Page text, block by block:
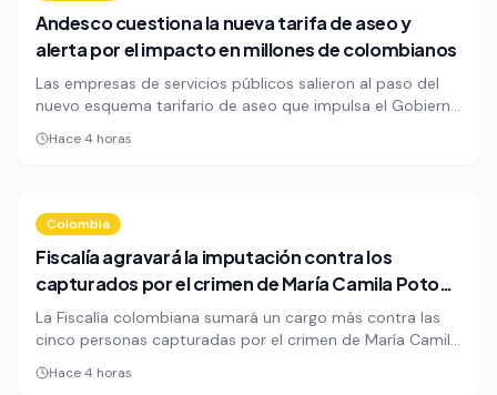
Andesco cuestiona la nueva tarifa de aseo y
alerta por el impacto en millones de colombianos
Las empresas de servicios públicos salieron al paso del
nuevo esquema tarifario de aseo que impulsa el Gobierno
Petro y advirtieron que sus efectos podrían extenderse
por años sobre millones de usuarios. Andesco cuestionó
Hace 4 horas
Colombia
Fiscalía agravará la imputación contra los
capturados por el crimen de María Camila Potosí
en Cali
La Fiscalía colombiana sumará un cargo más contra las
cinco personas capturadas por el crimen de María Camila
Potosí en Cali, luego del hallazgo de la bebé Alahia. El
caso agrava la dimensión del asesinato y abre un nuevo
Hace 4 horas